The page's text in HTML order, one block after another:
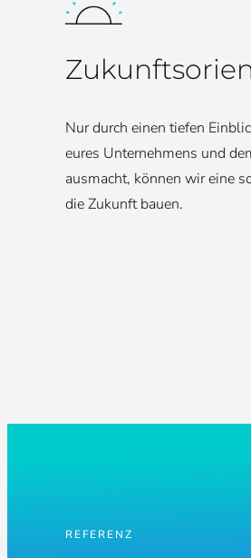
Nur durch einen tiefen
eures Unternehmens und
ausmacht, können wir eine
die Zukunft bauen.
REFERENZ